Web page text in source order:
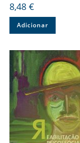
8,48 €
Adicionar